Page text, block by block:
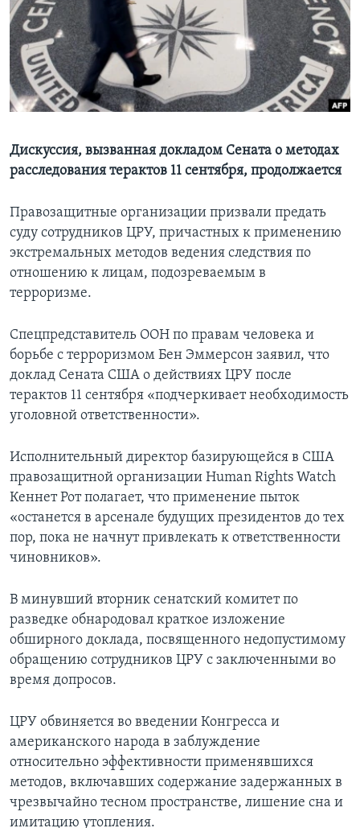
Learning English
СОЦИАЛЬНЫЕ СЕТИ
Языки
Дискуссия, вызванная докладом Сената о методах
расследования терактов 11 сентября, продолжается
Правозащитные организации призвали предать
суду сотрудников ЦРУ, причастных к применению
экстремальных методов ведения следствия по
отношению к лицам, подозреваемым в
терроризме.
Спецпредставитель ООН по правам человека и
борьбе с терроризмом Бен Эммерсон заявил, что
доклад Сената США о действиях ЦРУ после
терактов 11 сентября «подчеркивает необходимость
уголовной ответственности».
Исполнительный директор базирующейся в США
правозащитной организации Human Rights Watch
Кеннет Рот полагает, что применение пыток
«останется в арсенале будущих президентов до тех
пор, пока не начнут привлекать к ответственности
чиновников».
В минувший вторник сенатский комитет по
разведке обнародовал краткое изложение
обширного доклада, посвященного недопустимому
обращению сотрудников ЦРУ с заключенными во
время допросов.
ЦРУ обвиняется во введении Конгресса и
американского народа в заблуждение
относительно эффективности применявшихся
методов, включавших содержание задержанных в
чрезвычайно тесном пространстве, лишение сна и
имитацию утопления.